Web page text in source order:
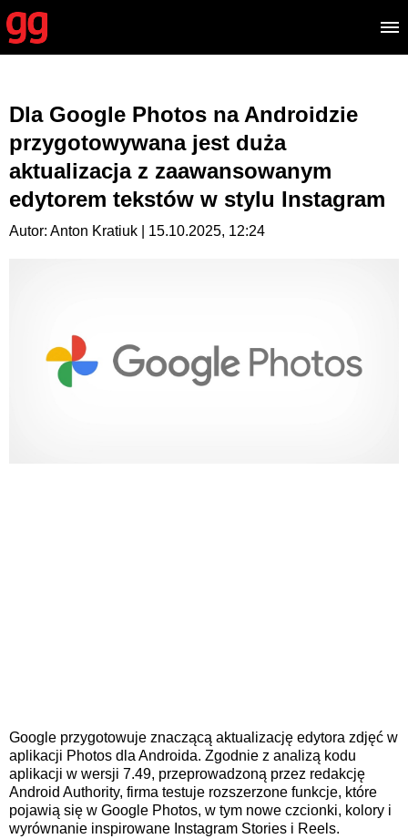
Dla Google Photos na Androidzie
przygotowywana jest duża
aktualizacja z zaawansowanym
edytorem tekstów w stylu Instagram
Autor: Anton Kratiuk | 15.10.2025, 12:24
Google przygotowuje znaczącą aktualizację edytora zdjęć w
aplikacji Photos dla Androida. Zgodnie z analizą kodu
aplikacji w wersji 7.49, przeprowadzoną przez redakcję
Android Authority, firma testuje rozszerzone funkcje, które
pojawią się w Google Photos, w tym nowe czcionki, kolory i
wyrównanie inspirowane Instagram Stories i Reels.